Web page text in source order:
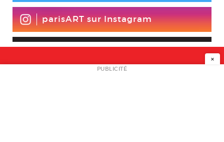
parisART sur Instagram
NEWSLETTER
×
PUBLICITÉ